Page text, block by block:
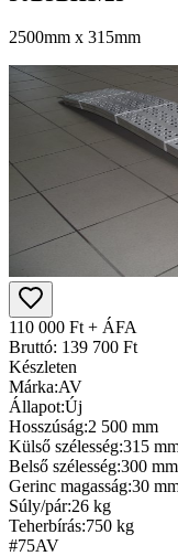
2500mm x 315mm
110 000 Ft + ÁFA
Bruttó: 139 700 Ft
Készleten
Márka:AV
Állapot:Új
Hosszúság:2 500 mm
Külső szélesség:315
Belső szélesség:300 mm
Gerinc magasság:30
Súly/pár:26 kg
Teherbírás:750 kg
#75AV